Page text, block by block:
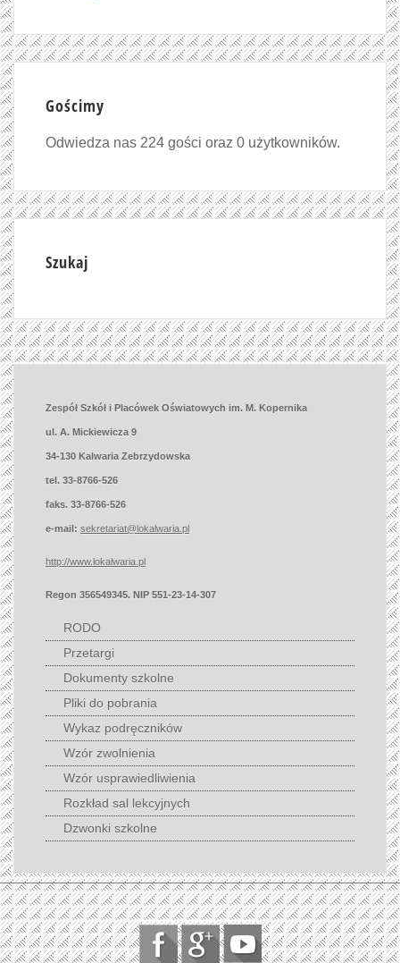
Gościmy
Odwiedza nas 224 gości oraz 0 użytkowników.
Szukaj
Zespół Szkół i Placówek Oświatowych im. M. Kopernika
ul. A. Mickiewicza 9
34-130 Kalwaria Zebrzydowska
tel. 33-8766-526
faks. 33-8766-526
e-mail: sekretariat@lokalwaria.pl
http://www.lokalwaria.pl
Regon 356549345. NIP 551-23-14-307
RODO
Przetargi
Dokumenty szkolne
Pliki do pobrania
Wykaz podręczników
Wzór zwolnienia
Wzór usprawiedliwienia
Rozkład sal lekcyjnych
Dzwonki szkolne